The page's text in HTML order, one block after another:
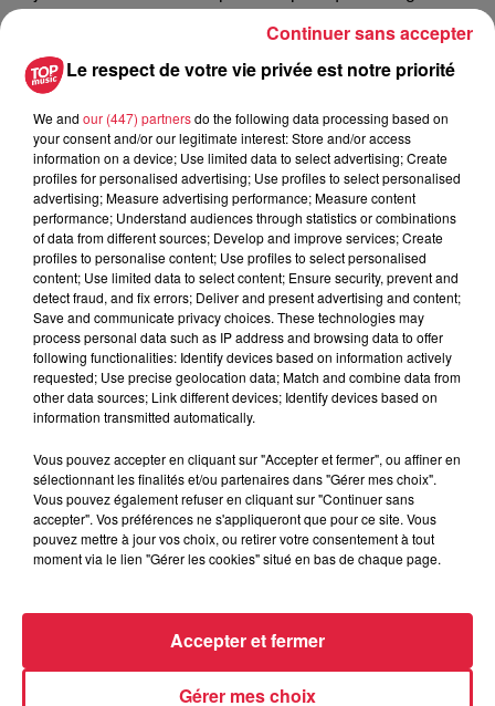
Publié : 5 août 2022 à 14h36 par Thomas Stenico
A lire aussi
6 août 2026
À Hoerdt, de l’eau brune sort des
robinets
6 août 2026
Tags antisémites à Strasbourg :
6 août 2026
Au zoo de Mulhouse : rencontre
Le respect de votre vie privée est notre priorité
We and our (447) partnersdo the following data processing based on
your consent and/or our legitimate interest: Store and/or access
information on a device; Use limited data to select advertising; Create
profiles for personalised advertising; Use profiles to select personalised
advertising; Measure advertising performance; Measure content
performance; Understand audiences through statistics or combinations
of data from different sources; Develop and improve services; Create
profiles to personalise content; Use profiles to select personalised
content; Use limited data to select content; Ensure security, prevent and
detect fraud, and fix errors; Deliver and present advertising and content;
Save and communicate privacy choices. These technologies may
process personal data such as IP address and browsing data to offer
following functionalities: Identify devices based on information actively
requested; Use precise geolocation data; Match and combine data from
other data sources; Link different devices; Identify devices based on
information transmitted automatically.
Vous pouvez accepter en cliquant sur "Accepter et fermer", ou affiner en
sélectionnant les finalités et/ou partenaires dans "Gérer mes choix".
Vous pouvez également refuser en cliquant sur "Continuer sans
accepter". Vos préférences ne s'appliqueront que pour ce site. Vous
pouvez mettre à jour vos choix, ou retirer votre consentement à tout
moment via le lien "Gérer les cookies" situé en bas de chaque page.
Gérer mes choix
Accepter et fermer
Continuer sans accepter